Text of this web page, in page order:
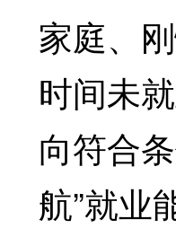
家庭、
时间未
向符合
航”就业